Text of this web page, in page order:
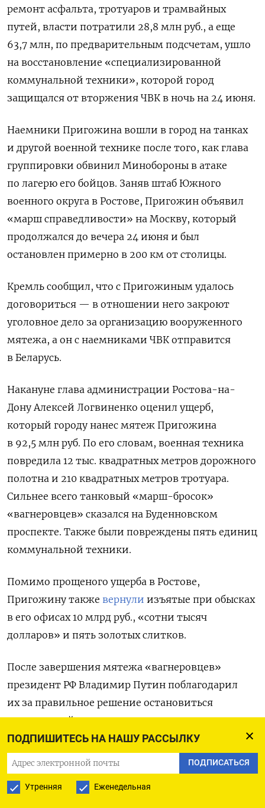
ПОДПИШИТЕСЬ НА НАШУ РАССЫЛКУ
ПОДПИСАТЬСЯ
Утренняя Еженедельная
ремонт асфальта, тротуаров и трамвайных
путей, власти потратили 28,8 млн руб., а еще
63,7 млн, по предварительным подсчетам, ушло
на восстановление «специализированной
коммунальной техники», которой город
защищался от вторжения ЧВК в ночь на 24 июня.
Наемники Пригожина вошли в город на танках
и другой военной технике после того, как глава
группировки обвинил Минобороны в атаке
по лагерю его бойцов. Заняв штаб Южного
военного округа в Ростове, Пригожин объявил
«марш справедливости» на Москву, который
продолжался до вечера 24 июня и был
остановлен примерно в 200 км от столицы.
Кремль сообщил, что с Пригожиным удалось
договориться — в отношении него закроют
уголовное дело за организацию вооруженного
мятежа, а он с наемниками ЧВК отправится
в Беларусь.
Накануне глава администрации Ростова-на-
Дону Алексей Логвиненко оценил ущерб,
который городу нанес мятеж Пригожина
в 92,5 млн руб. По его словам, военная техника
повредила 12 тыс. квадратных метров дорожного
полотна и 210 квадратных метров тротуара.
Сильнее всего танковый «марш-бросок»
«вагнеровцев» сказался на Буденновском
проспекте. Также были повреждены пять единиц
коммунальной техники.
Помимо прощеного ущерба в Ростове,
Пригожину также вернули изъятые при обысках
в его офисах 10 млрд руб., «сотни тысяч
долларов» и пять золотых слитков.
После завершения мятежа «вагнеровцев»
президент РФ Владимир Путин поблагодарил
их за правильное решение остановиться
у «последней черты» и предложил им несколько
вариантов на выбор: подписать контракт
с Минобороны, вернуться к близким или уйти
в Беларусь.